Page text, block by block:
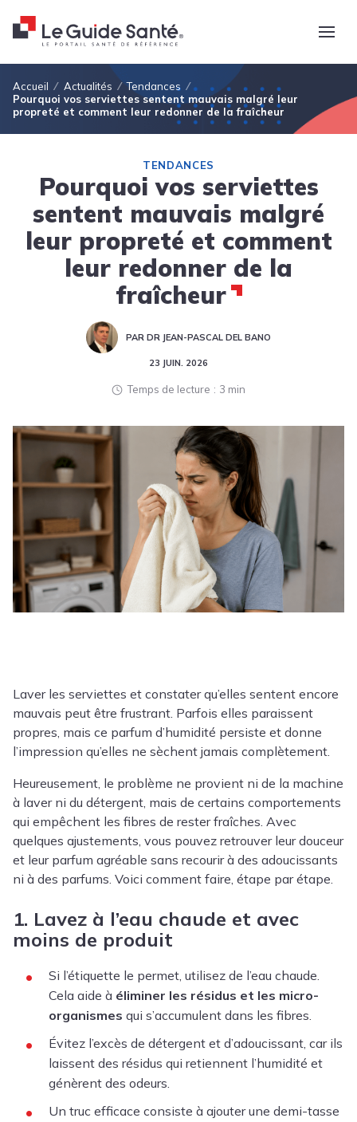
Fil d'Ariane
Accueil Actualités
Tendances
Pourquoi vos serviettes sentent mauvais malgré leur
propreté et comment leur redonner de la fraîcheur
TENDANCES
Pourquoi vos serviettes
sentent mauvais malgré
leur propreté et comment
leur redonner de la
fraîcheur
PAR DR JEAN-PASCAL DEL BANO
23 JUIN. 2026
Temps de lecture 3 min
Laver les serviettes et constater qu’elles sentent encore
mauvais peut être frustrant. Parfois elles paraissent
propres, mais ce parfum d’humidité persiste et donne
l’impression qu’elles ne sèchent jamais complètement.
Heureusement, le problème ne provient ni de la machine
à laver ni du détergent, mais de certains comportements
qui empêchent les fibres de rester fraîches. Avec
quelques ajustements, vous pouvez retrouver leur douceur
et leur parfum agréable sans recourir à des adoucissants
ni à des parfums. Voici comment faire, étape par étape.
1. Lavez à l’eau chaude et avec
moins de produit
Si l’étiquette le permet, utilisez de l’eau chaude.
Cela aide à éliminer les résidus et les micro-
organismes qui s’accumulent dans les fibres.
Évitez l’excès de détergent et d’adoucissant, car ils
laissent des résidus qui retiennent l’humidité et
génèrent des odeurs.
Un truc efficace consiste à ajouter une demi-tasse